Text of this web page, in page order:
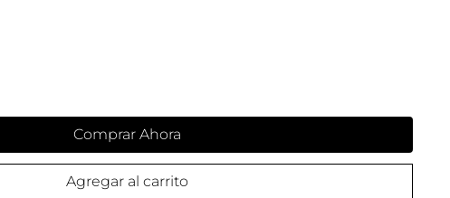
Comprar Ahora
Agregar al carrito